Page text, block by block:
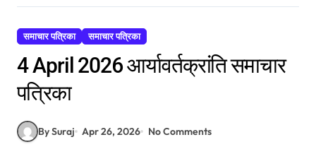
समाचार पत्रिका समाचार पत्रिका
4 April 2026 आर्यावर्तक्रांति समाचार
पत्रिका
By Suraj Apr 26, 2026 No Comments